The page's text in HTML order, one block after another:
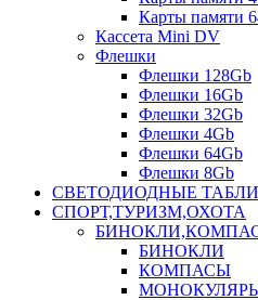
Карты памяти
Кассета Mini DV
Флешки
Флешки 128Gb
Флешки 16Gb
Флешки 32Gb
Флешки 4Gb
Флешки 64Gb
Флешки 8Gb
СВЕТОДИОДНЫЕ
СПОРТ,ТУРИЗМ,ОХОТА
БИНОКЛИ
КОМПАСЫ